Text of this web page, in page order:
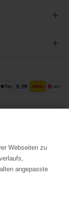
Webseiten zu
angepasste